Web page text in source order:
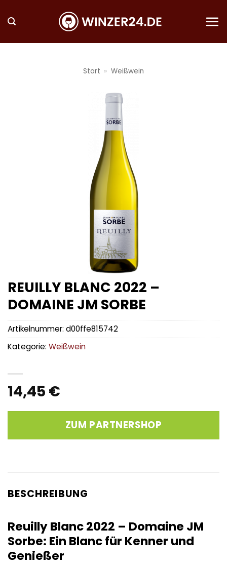
Inhalt
Start » Weißwein
REUILLY BLANC 2022 –
DOMAINE JM SORBE
14,45 €
ZUM PARTNERSHOP
Artikelnummer: d00ffe815742
Kategorie: Weißwein
BESCHREIBUNG
Reuilly Blanc 2022 – Domaine JM
Sorbe: Ein Blanc für Kenner und
Genießer